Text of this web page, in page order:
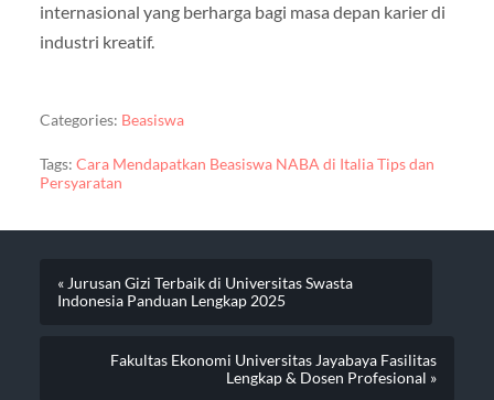
internasional yang berharga bagi masa depan karier di
industri kreatif.
Categories: Beasiswa
Tags: Cara Mendapatkan Beasiswa NABA di Italia Tips dan
Persyaratan
« Jurusan Gizi Terbaik di Universitas Swasta
Indonesia Panduan Lengkap 2025
Fakultas Ekonomi Universitas Jayabaya Fasilitas
Lengkap & Dosen Profesional »